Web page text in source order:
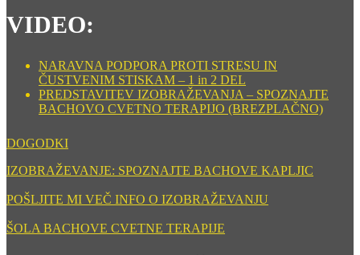
VIDEO:
NARAVNA PODPORA PROTI STRESU IN
ČUSTVENIM STISKAM – 1 in 2 DEL
PREDSTAVITEV IZOBRAŽEVANJA – SPOZNAJTE
BACHOVO CVETNO TERAPIJO (BREZPLAČNO)
DOGODKI
IZOBRAŽEVANJE: SPOZNAJTE BACHOVE KAPLJIC
POŠLJITE MI VEČ INFO O IZOBRAŽEVANJU
ŠOLA BACHOVE CVETNE TERAPIJE